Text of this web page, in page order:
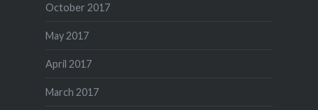
October 2017
May 2017
April 2017
March 2017